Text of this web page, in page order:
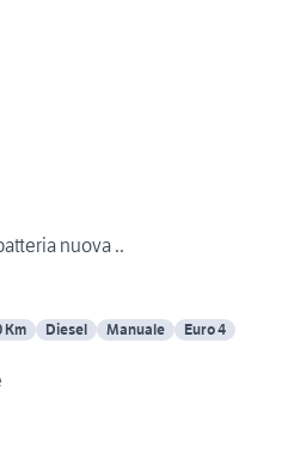
nuova ..
Km Diesel Manuale Euro 4